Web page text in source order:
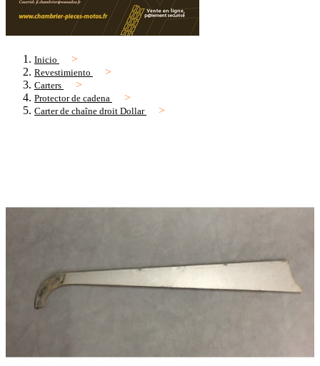
Inicio
Revestimiento
Carters
Protector de cadena
Carter de chaîne droit Dollar